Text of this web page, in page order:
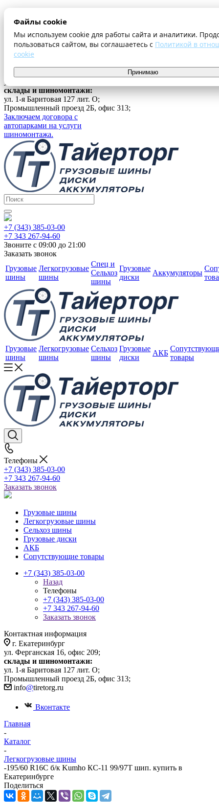
Файлы cookie
Мы используем cookie для работы сайта и аналитики.
пользоваться сайтом, вы соглашаетесь с Политикой в
cookie
Принимаю
Оплата и доставка
Шиномонтаж
Контакты
...
ул. Ферганская 16, офис 209;
склады и шиномонтажи:
ул. 1-я Баритовая 127 лит. О;
Промышленный проезд 2Б, офис 313;
Заключаем договора с
автопарками на услуги
шиномонтажа.
+7 (343) 385-03-00
+7 343 267-94-60
Звоните с 09:00 до 21:00
Заказать звонок
Грузовые
шины
Легкогрузовые
шины
Спец и
Сельхоз
шины
Грузовые
диски
Аккумуляторы
Грузовые
шины
Легкогрузовые
шины
Сельхоз
шины
Грузовые
диски
АКБ
товары
Телефоны
+7 (343) 385-03-00
+7 343 267-94-60
Заказать звонок
Грузовые шины
Легкогрузовые шины
Сельхоз шины
Грузовые диски
АКБ
Сопутствующие товары
+7 (343) 385-03-00
Назад
Телефоны
+7 (343) 385-03-00
+7 343 267-94-60
Заказать звонок
Контактная информация
г. Екатеринбург
ул. Ферганская 16, офис 209;
склады и шиномонтажи:
ул. 1-я Баритовая 127 лит. О;
Промышленный проезд 2Б, офис 313;
info@tiretorg.ru
Вконтакте
Главная
-
Каталог
-
Легкогрузовые шины
-195/60 R16С б/к Kumho КС-11 99/97Т шип. купить в
Екатеринбурге
Поделиться